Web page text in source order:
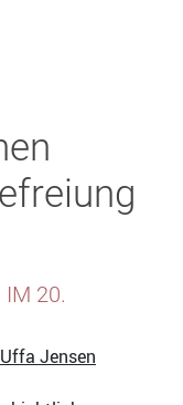
IM 20.
Uffa Jensen